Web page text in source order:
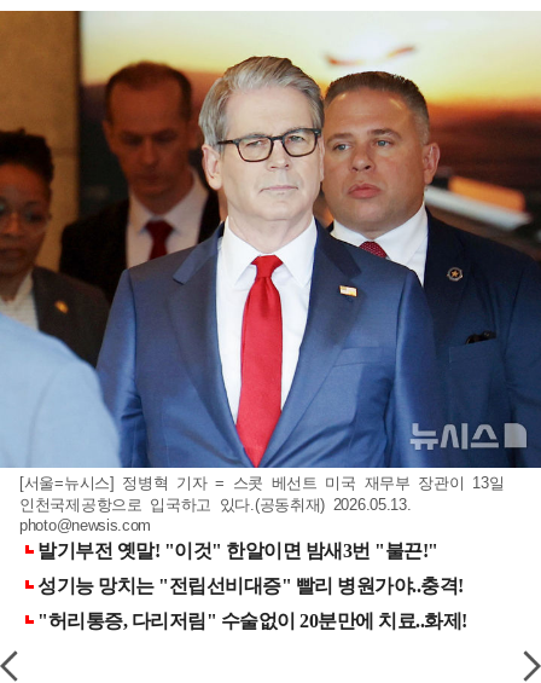
[서울=뉴시스] 정병혁 기자 = 스콧 베선트 미국 재무부 장관이 13일
인천국제공항으로 입국하고 있다.(공동취재) 2026.05.13.
photo@newsis.com